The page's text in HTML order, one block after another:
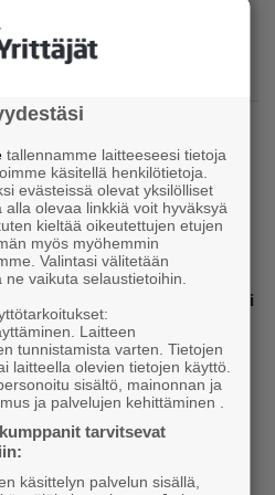
lasku voi viedä koko kaupan
YEL-järjestelmän on
todellista tulotasoa
tilausten kasvu jatkuu – ”Sota ei
hyvää kehitystä”
yhä liike, jollainen alkaa
– Yrittäjä Hilkka
asiakkaidensa jalat kuin
tallennamme laitteeseesi tietoja
käsitellä henkilötietoja.
evästeissä olevat yksilölliset
olevaa linkkiä voit hyväksyä
kieltää oikeutettujen etujen
myös myöhemmin
Valintasi välitetään
vaikuta selaustietoihin.
Laitteen
tunnistamista varten. Tietojen
laitteella olevien tietojen käyttö.
sisältö, mainonnan ja
ja palvelujen kehittäminen .
tarvitsevat
käsittelyn palvelun sisällä,